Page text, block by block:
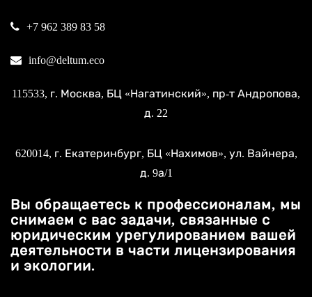
+7 962 389 83 58
info@deltum.eco
115533, г. Москва, БЦ «Нагатинский», пр-т Андропова,
д. 22
620014, г. Екатеринбург, БЦ «Нахимов», ул. Вайнера,
д. 9а/1
Вы обращаетесь к профессионалам, мы
снимаем с вас задачи, связанные с
юридическим урегулированием вашей
деятельности в части лицензирования
и экологии.